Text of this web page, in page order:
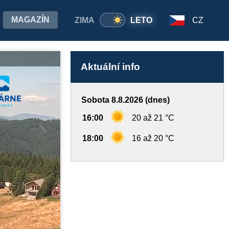
ZIMA LETO
MAGAZÍN CZ
Aktuální info
Sobota 8.8.2026 (dnes)
16:00 20 až 21 °C
18:00 16 až 20 °C